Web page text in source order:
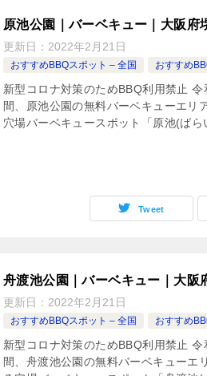
原池公園｜バーベキュー｜大阪府
更新日： 2022年2月21日
おすすめBBQスポット – 全国 おすすめ
新型コロナ対策のためBBQ利用禁止
間、原池公園の無料バーベキューエリ
穴場バーベキュースポット「原池(ば
Tweet
舟渡池公園｜バーベキュー｜大阪
更新日： 2022年2月21日
おすすめBBQスポット – 全国 おすすめ
新型コロナ対策のためBBQ利用禁止
間、舟渡池公園の無料バーベキューエ